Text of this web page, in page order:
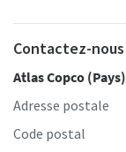
Contactez-
Atlas Copco (Pays)
Adresse postale
Code postal